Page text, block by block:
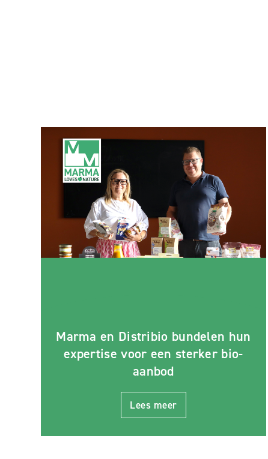
Marma en Distribio bundelen hun
expertise voor een sterker bio-
aanbod
Lees meer